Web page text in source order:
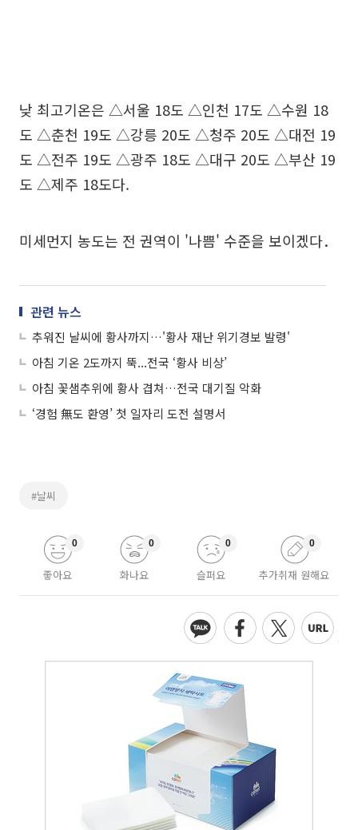
낮 최고기온은 △서울 18도 △인천 17도 △수원 18
도 △춘천 19도 △강릉 20도 △청주 20도 △대전 19
도 △전주 19도 △광주 18도 △대구 20도 △부산 19
도 △제주 18도다.
미세먼지 농도는 전 권역이 '나쁨' 수준을 보이겠다．
관련 뉴스
추워진 날씨에 황사까지…'황사 재난 위기경보 발령'
아침 기온 2도까지 뚝...전국 ‘황사 비상’
아침 꽃샘추위에 황사 겹쳐…전국 대기질 악화
‘경험 無도 환영’ 첫 일자리 도전 설명서
#날씨
좋아요
0
화나요
0
슬퍼요
0
추가취재 원해요
0